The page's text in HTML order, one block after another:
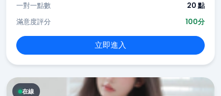
一對一點數
20 點
滿意度評分
100分
立即進入
在線